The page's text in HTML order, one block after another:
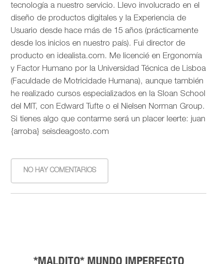
tecnología a nuestro servicio. Llevo involucrado en el
diseño de productos digitales y la Experiencia de
Usuario desde hace más de 15 años (prácticamente
desde los inicios en nuestro país). Fui director de
producto en idealista.com. Me licencié en Ergonomía
y Factor Humano por la Universidad Técnica de Lisboa
(Faculdade de Motricidade Humana), aunque también
he realizado cursos especializados en la Sloan School
del MIT, con Edward Tufte o el Nielsen Norman Group.
Si tienes algo que contarme será un placer leerte: juan
{arroba} seisdeagosto.com
NO HAY COMENTARIOS
*MALDITO* MUNDO IMPERFECTO